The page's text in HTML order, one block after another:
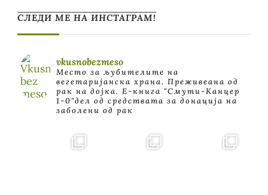
СЛЕДИ МЕ НА ИНСТАГРАМ!
vkusnobezmeso
Место за љубителите на
вегетаријанска храна. Преживеана од
рак на дојка. E-книга "Смути-Канцер
1-0"дел од средствата за донација на
заболени од рак